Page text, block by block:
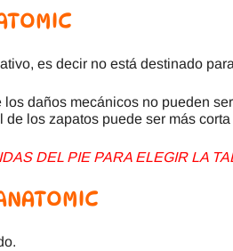
es decir no está destinado
daños mecánicos no pueden
los zapatos puede ser más
DEL PIE PARA ELEGIR LA